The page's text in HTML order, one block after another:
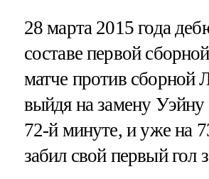
28 марта 2015 года
составе первой
матче против сборной
выйдя на замену
72-й минуте, и уже на
забил свой первый гол